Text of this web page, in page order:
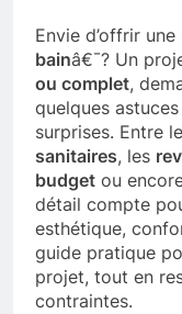
Envie d’offrir
bainâ€¯? Un
ou complet,
quelques
surprises. Entre
sanitaires, les
budget ou
détail compte
esthétique,
guide pratique
projet, tout en
contraintes.